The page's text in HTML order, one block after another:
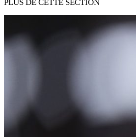
PLUS DE CETTE SECTION